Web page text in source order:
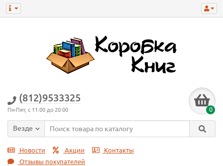
(812)9533325
Пн-Пят, с 11:00 до 20:00 0
Везде
Новости Акции
Контакты
Отзывы покупателей